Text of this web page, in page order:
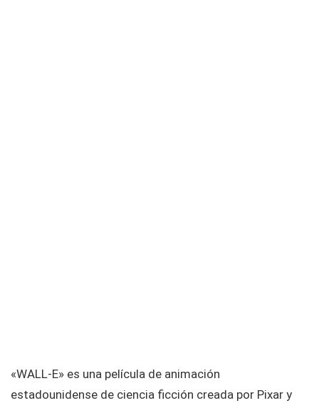
«WALL-E» es una película de animación
estadounidense de ciencia ficción creada por Pixar y